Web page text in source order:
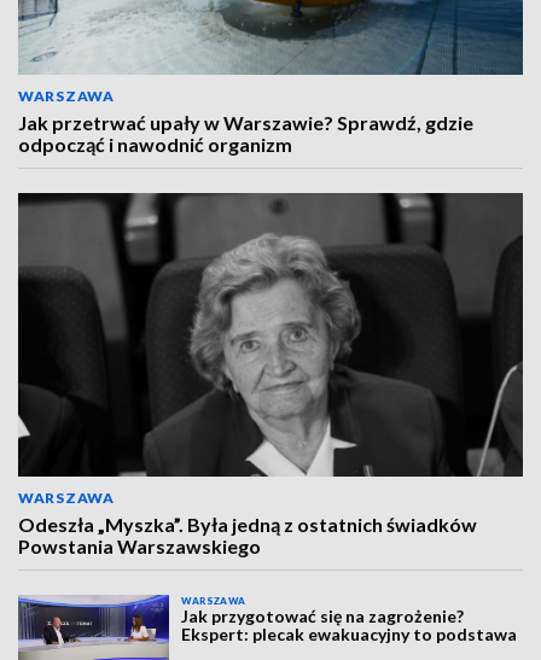
WARSZAWA
Jak przetrwać upały w Warszawie? Sprawdź, gdzie
odpocząć i nawodnić organizm
WARSZAWA
Odeszła „Myszka”. Była jedną z ostatnich świadków
Powstania Warszawskiego
WARSZAWA
Jak przygotować się na zagrożenie?
Ekspert: plecak ewakuacyjny to podstawa